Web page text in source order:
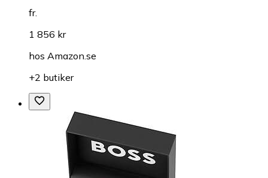
fr.
1 856 kr
hos Amazon.se
+2 butiker